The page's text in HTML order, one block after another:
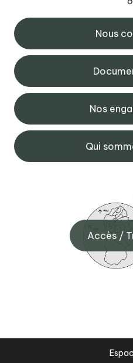
Nous
Nos
Qui
Accès /